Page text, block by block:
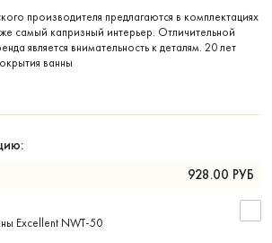
производителя предлагаются в комплектациях
самый капризный интерьер. Отличительной
является внимательность к деталям. 20 лет
ванны
928.00 РУБ
Excellent NWT-50